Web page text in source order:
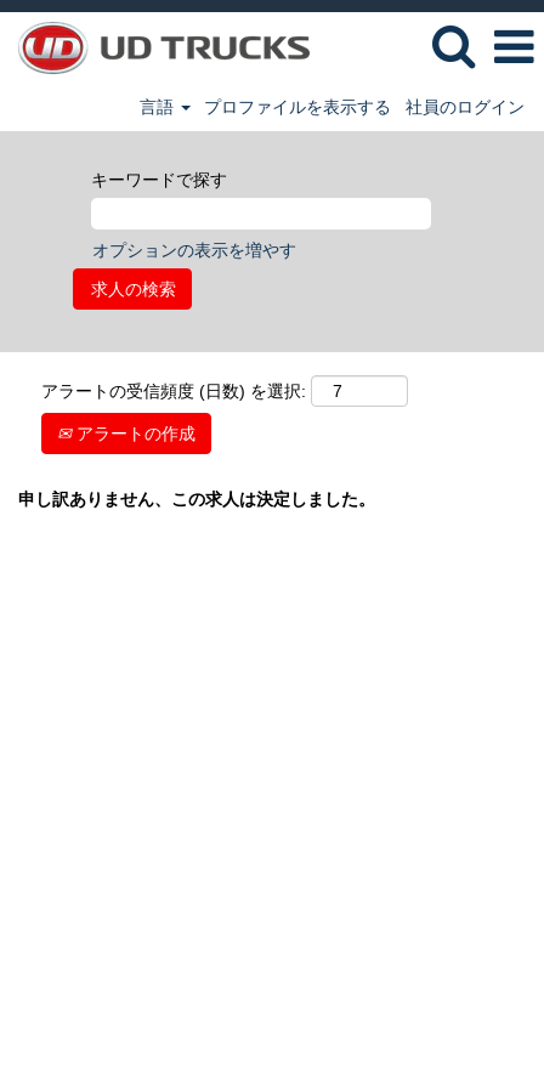
言語 プロファイルを表示する 社員のログイン
キーワードで探す
オプションの表示を増やす
アラートの受信頻度 (日数) を選択:
アラートの作成
申し訳ありません、この求人は決定しました。